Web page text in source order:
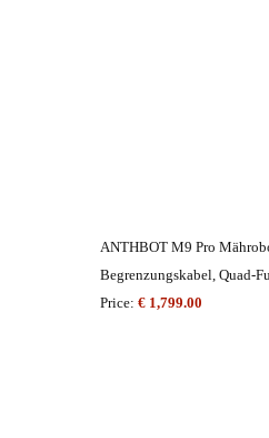
ANTHBOT M9 Pro
Begrenzungskabel, Quad-
Price: € 1,799.00